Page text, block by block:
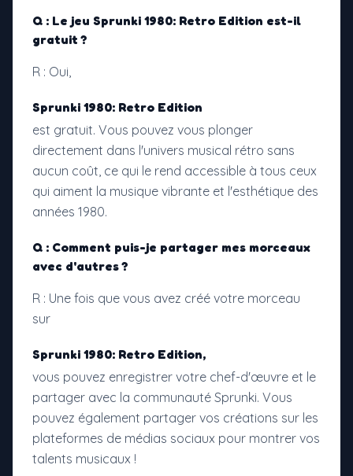
Q : Le jeu Sprunki 1980: Retro Edition est-il
gratuit ?
R : Oui,
Sprunki 1980: Retro Edition
est gratuit. Vous pouvez vous plonger
directement dans l'univers musical rétro sans
aucun coût, ce qui le rend accessible à tous ceux
qui aiment la musique vibrante et l'esthétique des
années 1980.
Q : Comment puis-je partager mes morceaux
avec d'autres ?
R : Une fois que vous avez créé votre morceau
sur
Sprunki 1980: Retro Edition,
vous pouvez enregistrer votre chef-d'œuvre et le
partager avec la communauté Sprunki. Vous
pouvez également partager vos créations sur les
plateformes de médias sociaux pour montrer vos
talents musicaux !